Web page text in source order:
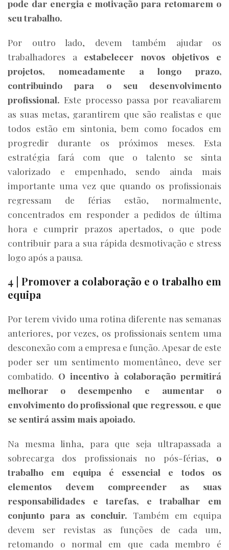
pode dar energia e motivação para retomarem o
seu trabalho.
Por outro lado, devem também ajudar os
trabalhadores a estabelecer novos objetivos e
projetos, nomeadamente a longo prazo,
contribuindo para o seu desenvolvimento
profissional. Este processo passa por reavaliarem
as suas metas, garantirem que são realistas e que
todos estão em sintonia, bem como focados em
progredir durante os próximos meses. Esta
estratégia fará com que o talento se sinta
valorizado e empenhado, sendo ainda mais
importante uma vez que quando os profissionais
regressam de férias estão, normalmente,
concentrados em responder a pedidos de última
hora e cumprir prazos apertados, o que pode
contribuir para a sua rápida desmotivação e stress
logo após a pausa.
4 | Promover a colaboração e o trabalho em
equipa
Por terem vivido uma rotina diferente nas semanas
anteriores, por vezes, os profissionais sentem uma
desconexão com a empresa e função. Apesar de este
poder ser um sentimento momentâneo, deve ser
combatido. O incentivo à colaboração permitirá
melhorar o desempenho e aumentar o
envolvimento do profissional que regressou, e que
se sentirá assim mais apoiado.
Na mesma linha, para que seja ultrapassada a
sobrecarga dos profissionais no pós-férias, o
trabalho em equipa é essencial e todos os
elementos devem compreender as suas
responsabilidades e tarefas, e trabalhar em
conjunto para as concluir. Também em equipa
devem ser revistas as funções de cada um,
retomando o normal em que cada membro é